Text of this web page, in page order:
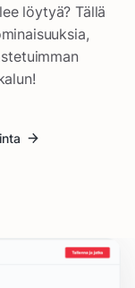
löytyä? Tällä